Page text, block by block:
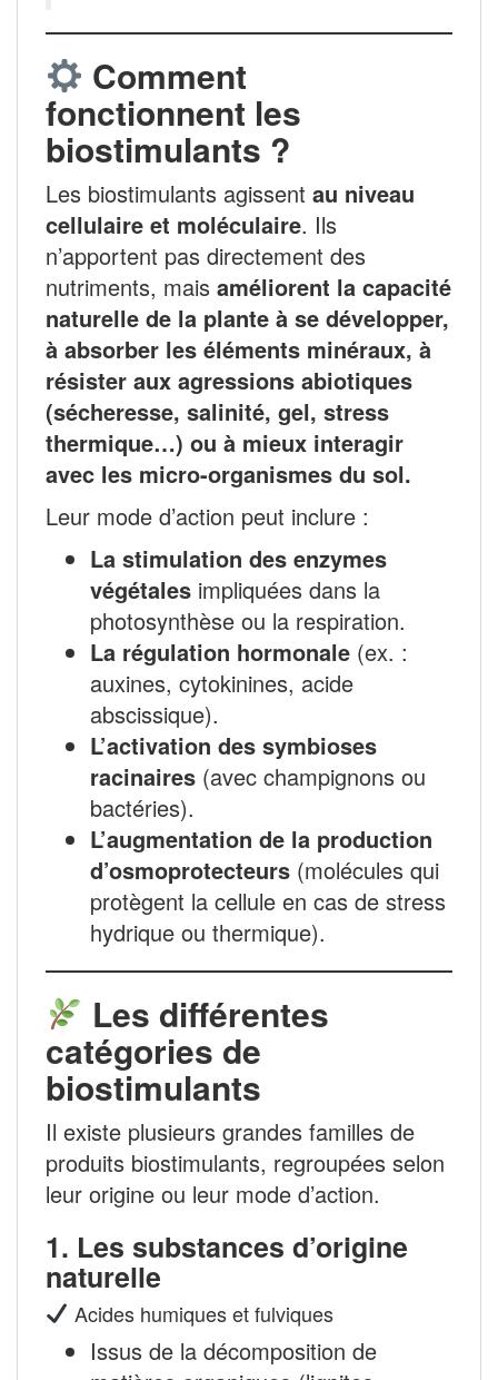
Comment
fonctionnent les
biostimulants ?
Les biostimulants agissent au niveau
cellulaire et moléculaire. Ils
n’apportent pas directement des
nutriments, mais améliorent la capacité
naturelle de la plante à se développer,
à absorber les éléments minéraux, à
résister aux agressions abiotiques
(sécheresse, salinité, gel, stress
thermique…) ou à mieux interagir
avec les micro-organismes du sol.
Leur mode d’action peut inclure :
La stimulation des enzymes
végétales impliquées dans la
photosynthèse ou la respiration.
La régulation hormonale (ex. :
auxines, cytokinines, acide
abscissique).
L’activation des symbioses
racinaires (avec champignons ou
bactéries).
L’augmentation de la production
d’osmoprotecteurs (molécules qui
protègent la cellule en cas de stress
hydrique ou thermique).
Les différentes
catégories de
biostimulants
Il existe plusieurs grandes familles de
produits biostimulants, regroupées selon
leur origine ou leur mode d’action.
1. Les substances d’origine
naturelle
Acides humiques et fulviques
Issus de la décomposition de